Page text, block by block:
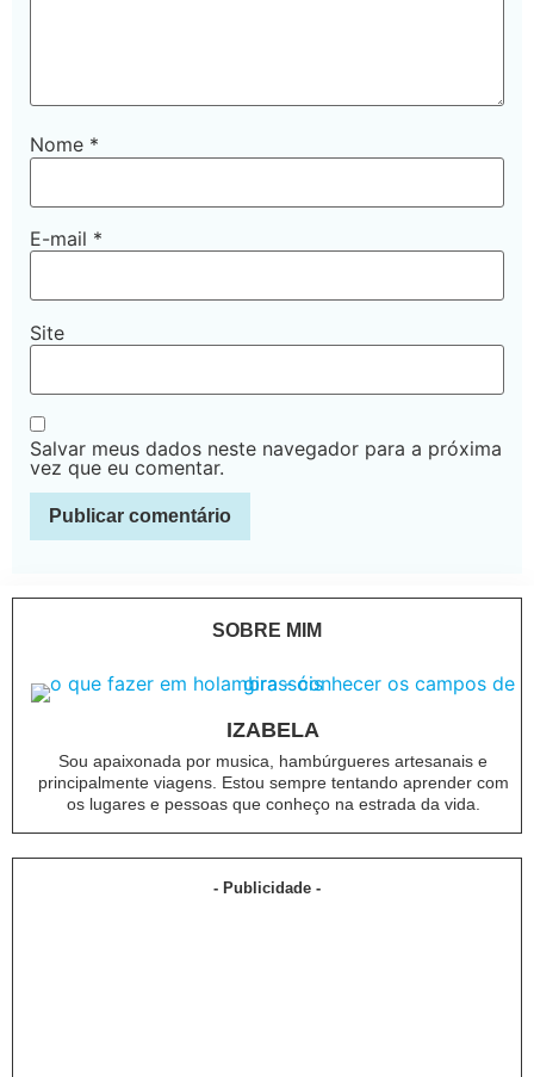
Nome *
E-mail *
Site
Salvar meus dados neste navegador para a próxima
vez que eu comentar.
SOBRE MIM
IZABELA
Sou apaixonada por musica, hambúrgueres artesanais e
principalmente viagens. Estou sempre tentando aprender com
os lugares e pessoas que conheço na estrada da vida.
- Publicidade -